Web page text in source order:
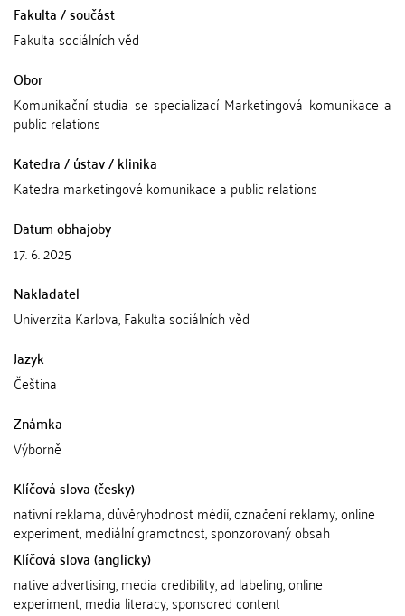
Fakulta / součást
Fakulta sociálních věd
Obor
Komunikační studia se specializací Marketingová komunikace a
public relations
Katedra / ústav / klinika
Katedra marketingové komunikace a public relations
Datum obhajoby
17. 6. 2025
Nakladatel
Univerzita Karlova, Fakulta sociálních věd
Jazyk
Čeština
Známka
Výborně
Klíčová slova (česky)
nativní reklama, důvěryhodnost médií, označení reklamy, online
experiment, mediální gramotnost, sponzorovaný obsah
Klíčová slova (anglicky)
native advertising, media credibility, ad labeling, online
experiment, media literacy, sponsored content